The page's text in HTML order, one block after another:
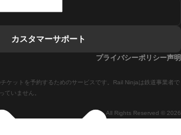
リードからセビリアまでの列車
リードからアリカンテまでの列車All Rights Reserved © 2026
ケットを予約するためのサービスです。Rail Ninjaは鉄道事業者で
ていません。
カスタマーサポート
プライバシーポリシー声明